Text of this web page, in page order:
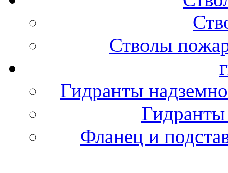
Стволы
Гидранты
Фланец и